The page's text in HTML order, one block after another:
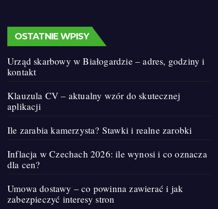
OSTATNIE WPISY
Urząd skarbowy w Białogardzie – adres, godziny i
kontakt
Klauzula CV – aktualny wzór do skutecznej
aplikacji
Ile zarabia kamerzysta? Stawki i realne zarobki
Inflacja w Czechach 2026: ile wynosi i co oznacza
dla cen?
Umowa dostawy – co powinna zawierać i jak
zabezpieczyć interesy stron